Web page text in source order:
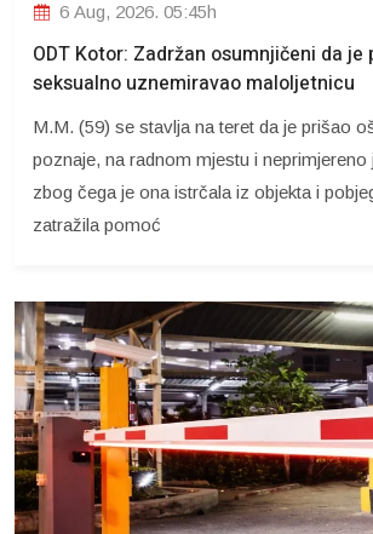
6 Aug, 2026. 05:45h
ODT Kotor: Zadržan osumnjičeni da je
seksualno uznemiravao maloljetnicu
M.M. (59) se stavlja na teret da je prišao
poznaje, na radnom mjestu i neprimjereno
zbog čega je ona istrčala iz objekta i
zatražila pomoć